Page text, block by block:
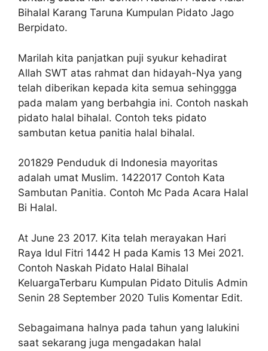
Bihalal Karang Taruna Kumpulan Pidato Jago
Berpidato.
Marilah kita panjatkan puji syukur kehadirat
Allah SWT atas rahmat dan hidayah-Nya yang
telah diberikan kepada kita semua sehinggga
pada malam yang berbahgia ini. Contoh naskah
pidato halal bihalal. Contoh teks pidato
sambutan ketua panitia halal bihalal.
201829 Penduduk di Indonesia mayoritas
adalah umat Muslim. 1422017 Contoh Kata
Sambutan Panitia. Contoh Mc Pada Acara Halal
Bi Halal.
At June 23 2017. Kita telah merayakan Hari
Raya Idul Fitri 1442 H pada Kamis 13 Mei 2021.
Contoh Naskah Pidato Halal Bihalal
KeluargaTerbaru Kumpulan Pidato Ditulis Admin
Senin 28 September 2020 Tulis Komentar Edit.
Sebagaimana halnya pada tahun yang lalukini
saat sekarang juga mengadakan halal